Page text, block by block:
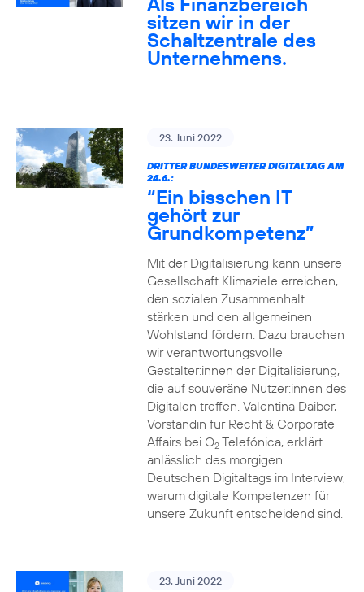
sitzen wir in der
Schaltzentrale des
Unternehmens.
23. Juni 2022
DRITTER BUNDESWEITER DIGITALTAG AM
24.6.:
“Ein bisschen IT
gehört zur
Grundkompetenz”
Mit der Digitalisierung kann unsere
Gesellschaft Klimaziele erreichen,
den sozialen Zusammenhalt
stärken und den allgemeinen
Wohlstand fördern. Dazu brauchen
wir verantwortungsvolle
Gestalter:innen der Digitalisierung,
die auf souveräne Nutzer:innen des
Digitalen treffen. Valentina Daiber,
Vorständin für Recht & Corporate
Affairs bei O2Telefónica, erklärt
anlässlich des morgigen
Deutschen Digitaltags im Interview,
warum digitale Kompetenzen für
unsere Zukunft entscheidend sind.
23. Juni 2022